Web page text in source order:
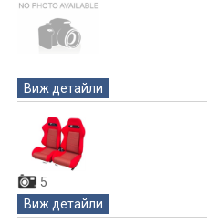
Виж детайли
5
Виж детайли